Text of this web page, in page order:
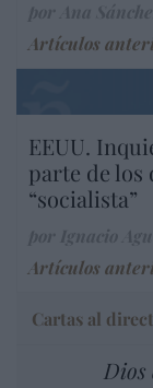
Artículos
EEUU.
parte de los
“socialista”
Artículos
Cartas al
Dios